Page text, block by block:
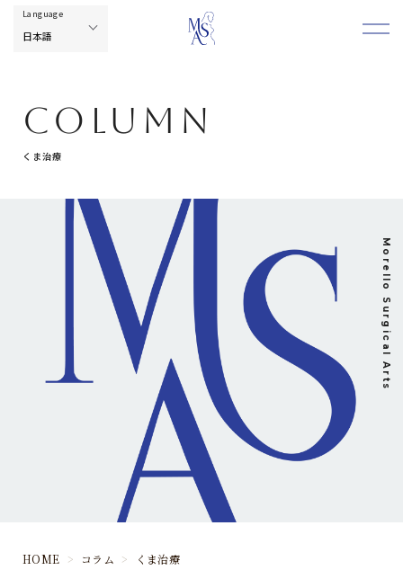
Morello Surgical Arts
COLUMN
くま治療
HOME > コラム > くま治療